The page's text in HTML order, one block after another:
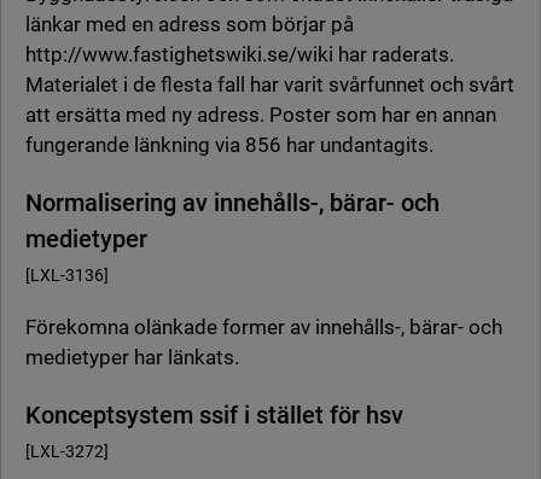
länkar med en adress som börjar på
http://www.fastighetswiki.se/wiki har raderats.
Materialet i de flesta fall har varit svårfunnet och svårt
att ersätta med ny adress. Poster som har en annan
fungerande länkning via 856 har undantagits.
Normalisering av innehålls-, bärar- och
medietyper
[LXL-3136]
Förekomna olänkade former av innehålls-, bärar- och
medietyper har länkats.
Konceptsystem ssif i stället för hsv
[LXL-3272]